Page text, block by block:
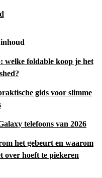
welke foldable koop je het
gids voor slimme
telefoons van 2026
het gebeurt en waarom
hoeft te piekeren